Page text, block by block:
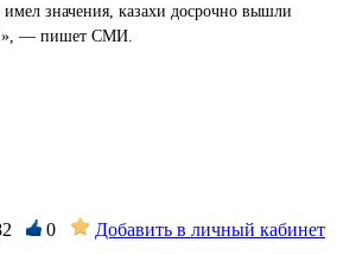
имел значения, казахи досрочно вышли
— пишет СМИ.
0 Добавить в личный кабинет